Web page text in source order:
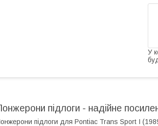
У
підлоги - надійне
підлоги для Pontiac Trans Sport I